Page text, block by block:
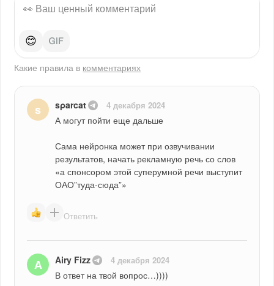
😊
Какие правила в комментариях
s sρarcat 4 декабря 2024
А могут пойти еще дальше
Сама нейронка может при озвучивании
результатов, начать рекламную речь со слов
«а спонсором этой суперумной речи выступит
ОАО”туда-сюда”»
Ответить
A Airy Fizz 4 декабря 2024
В ответ на твой вопрос…))))